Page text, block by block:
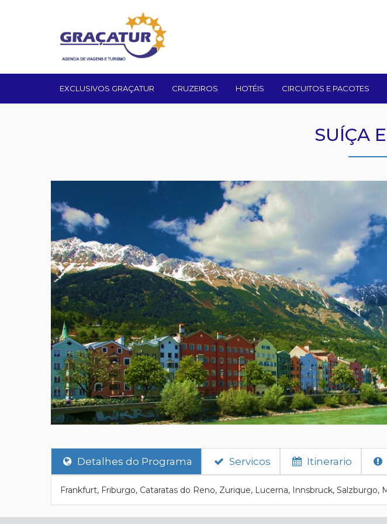
EXCLUSIVOS GRAÇATUR CRUZEIROS HOTÉIS CIRCUITOS E PACOTES
SUÍÇA
Detalhes do Programa Servicos Itinerario
Frankfurt, Friburgo, Cataratas do Reno, Zurique, Lucerna, Innsbruck, Salzburgo,